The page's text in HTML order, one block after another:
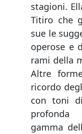
stagioni.
Titiro che
sue le
operose e
rami della
Altre
ricordo
con toni
profonda
gamma